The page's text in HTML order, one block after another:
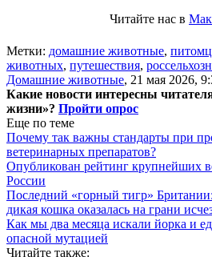
Читайте нас в
Метки: домашние животные,
животных, путешествия,
Домашние животные, 21 мая 2026,
Какие новости интересны
жизни»? Пройти опрос
Еще по теме
Почему так важны стандарты при
ветеринарных препаратов?
Опубликован рейтинг крупнейших
России
Последний «горный тигр»
дикая кошка оказалась на грани
Как мы два месяца искали йорка и
опасной мутацией
Читайте также: